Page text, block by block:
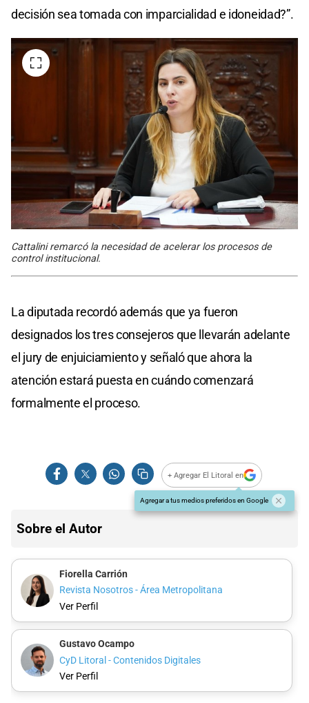
decisión sea tomada con imparcialidad e idoneidad?”.
Cattalini remarcó la necesidad de acelerar los procesos de
control institucional.
La diputada recordó además que ya fueron
designados los tres consejeros que llevarán adelante
el jury de enjuiciamiento y señaló que ahora la
atención estará puesta en cuándo comenzará
formalmente el proceso.
+ Agregar El Litoral en
Agregar a tus medios preferidos en Google
Sobre el Autor
Fiorella Carrión
Revista Nosotros - Área Metropolitana
Ver Perfil
Gustavo Ocampo
CyD Litoral - Contenidos Digitales
Ver Perfil